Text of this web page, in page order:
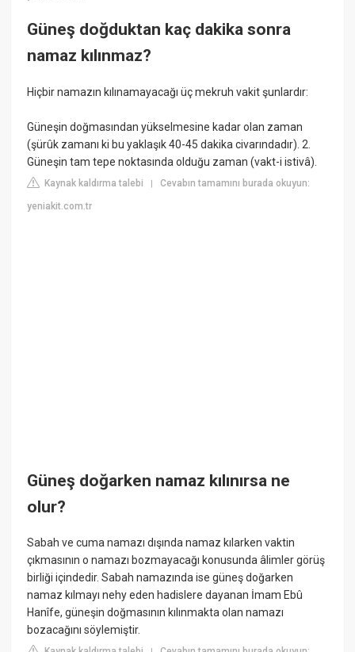
Güneş doğduktan kaç dakika sonra
namaz kılınmaz?
Hiçbir namazın kılınamayacağı üç mekruh vakit şunlardır:
Güneşin doğmasından yükselmesine kadar olan zaman
(şürûk zamanı ki bu yaklaşık 40-45 dakika civarındadır). 2.
Güneşin tam tepe noktasında olduğu zaman (vakt-i istivâ).
Kaynak kaldırma talebi |Cevabın tamamını burada okuyun:
yeniakit.com.tr
Güneş doğarken namaz kılınırsa ne
olur?
Sabah ve cuma namazı dışında namaz kılarken vaktin
çıkmasının o namazı bozmayacağı konusunda âlimler görüş
birliği içindedir. Sabah namazında ise güneş doğarken
namaz kılmayı nehy eden hadislere dayanan İmam Ebû
Hanîfe, güneşin doğmasının kılınmakta olan namazı
bozacağını söylemiştir.